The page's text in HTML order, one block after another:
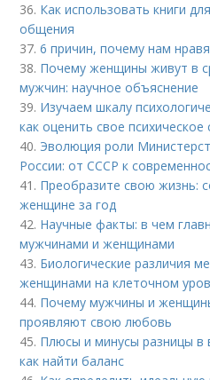
36. Как использовать книги
общения
37.6 причин, почему нам
38. Почему женщины живут в
мужчин: научное объяснение
39. Изучаем шкалу
как оценить свое психическое
40. Эволюция роли
России: от СССР к
41. Преобразите свою жизнь:
женщине за год
42. Научные факты: в чем
мужчинами и женщинами
43. Биологические различия
женщинами на клеточном
44. Почему мужчины и
проявляют свою любовь
45. Плюсы и минусы разницы в
как найти баланс